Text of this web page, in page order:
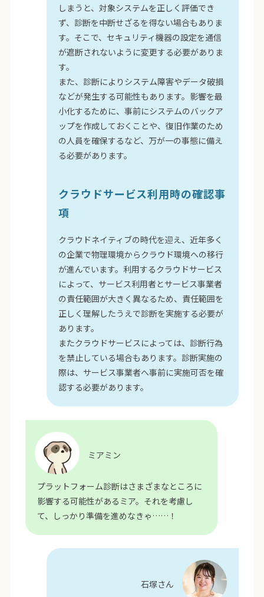
しまうと、対象システムを正しく評価でき
ず、診断を中断せざるを得ない場合もありま
す。そこで、セキュリティ機器の設定を通信
が遮断されないように変更する必要がありま
す。
また、診断によりシステム障害やデータ破損
などが発生する可能性もあります。影響を最
小化するために、事前にシステムのバックア
ップを作成しておくことや、復旧作業のため
の人員を確保するなど、万が一の事態に備え
る必要があります。
クラウドサービス利用時の確認事
項
クラウドネイティブの時代を迎え、近年多く
の企業で物理環境からクラウド環境への移行
が進んでいます。利用するクラウドサービス
によって、サービス利用者とサービス事業者
の責任範囲が大きく異なるため、責任範囲を
正しく理解したうえで診断を実施する必要が
あります。
またクラウドサービスによっては、診断行為
を禁止している場合もあります。診断実施の
際は、サービス事業者へ事前に実施可否を確
認する必要があります。
ミアミン
プラットフォーム診断はさまざまなところに
影響する可能性があるミア。それを考慮し
て、しっかり準備を進めなきゃ……！
石塚さん